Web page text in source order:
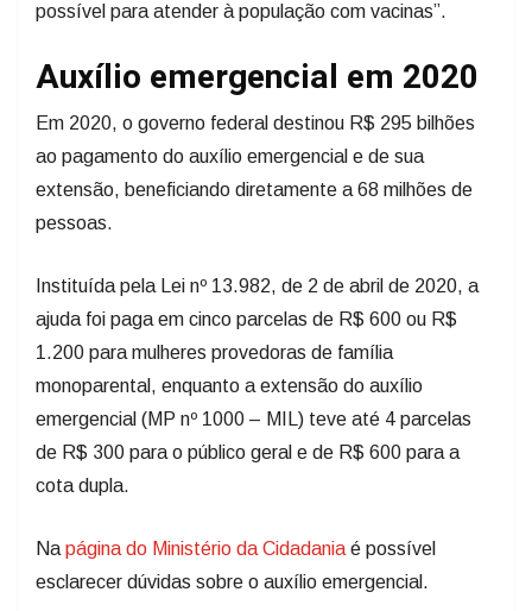
possível para atender à população com vacinas”.
Auxílio emergencial em 2020
Em 2020, o governo federal destinou R$ 295 bilhões
ao pagamento do auxílio emergencial e de sua
extensão, beneficiando diretamente a 68 milhões de
pessoas.
Instituída pela Lei nº 13.982, de 2 de abril de 2020, a
ajuda foi paga em cinco parcelas de R$ 600 ou R$
1.200 para mulheres provedoras de família
monoparental, enquanto a extensão do auxílio
emergencial (MP nº 1000 – MIL) teve até 4 parcelas
de R$ 300 para o público geral e de R$ 600 para a
cota dupla.
Napágina do Ministério da Cidadaniaé possível
esclarecer dúvidas sobre o auxílio emergencial.